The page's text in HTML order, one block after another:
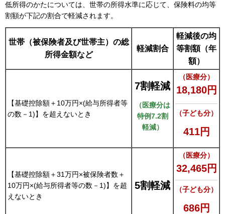
低所得のかたについては、世帯の所得水準に応じて、保険料の均等
割額が下記の割合で軽減されます。
世帯（被保険者及び世帯主）の総
所得金額など
軽減割合
軽減後の均
等割額（年
額）
【基礎控除額＋10万円×(給与所得者等
の数－1)】を超えないとき
7割軽減
（医療分は
特例7.2割
軽減）
（医療分）
18,180円
（子ども分）
411円
【基礎控除額＋31万円×被保険者数＋
10万円×(給与所得者等の数－1)】を超
えないとき
5割軽減
（医療分）
32,465円
（子ども分）
686円